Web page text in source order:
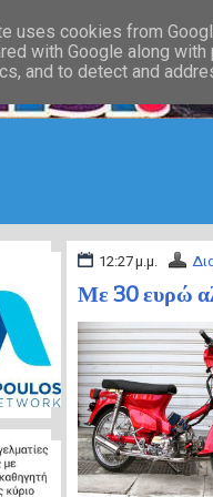
12:27 μ.μ.
Με 30 ευρώ
uses cookies from
with Google along
and to detect and